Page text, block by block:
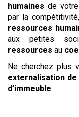
humaines de
par la
ressources
aux petites
ressources au
Ne cherchez plus
externalisation de
d’immeuble.